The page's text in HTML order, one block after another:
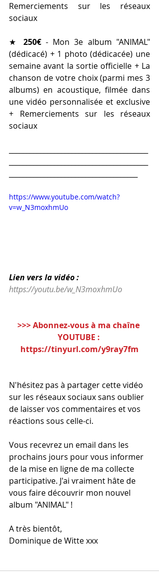
Remerciements sur les réseaux
sociaux
★ 250€ - Mon 3e album "ANIMAL"
(dédicacé) + 1 photo (dédicacée) une
semaine avant la sortie officielle + La
chanson de votre choix (parmi mes 3
albums) en acoustique, filmée dans
une vidéo personnalisée et exclusive
+ Remerciements sur les réseaux
sociaux
https://www.youtube.com/watch?
v=w_N3moxhmUo
Lien vers la vidéo :
https://youtu.be/w_N3moxhmUo
>>> Abonnez-vous à ma chaîne
YOUTUBE :
https://tinyurl.com/y9ray7fm
N'hésitez pas à partager cette vidéo
sur les réseaux sociaux sans oublier
de laisser vos commentaires et vos
réactions sous celle-ci.
Vous recevrez un email dans les
prochains jours pour vous informer
de la mise en ligne de ma collecte
participative. J'ai vraiment hâte de
vous faire découvrir mon nouvel
album "ANIMAL" !
A très bientôt,
Dominique de Witte xxx